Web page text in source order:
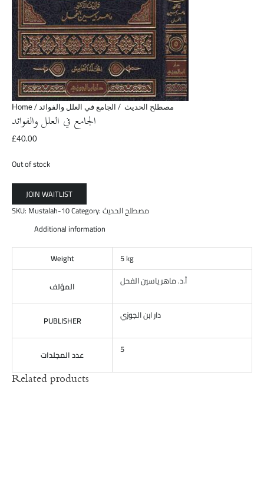
Home/ مصطلح الحديث / الجامع في العلل والفوائد
الجامع في العلل والفوائد
£40.00
Out of stock
SKU: Mustalah-10Category:
Additional information
Weight
5 kg
المؤلف
أ.د. ماهر ياسين الفحل
PUBLISHER دار ابن الجوزي
عدد المجلدات 5
Related products